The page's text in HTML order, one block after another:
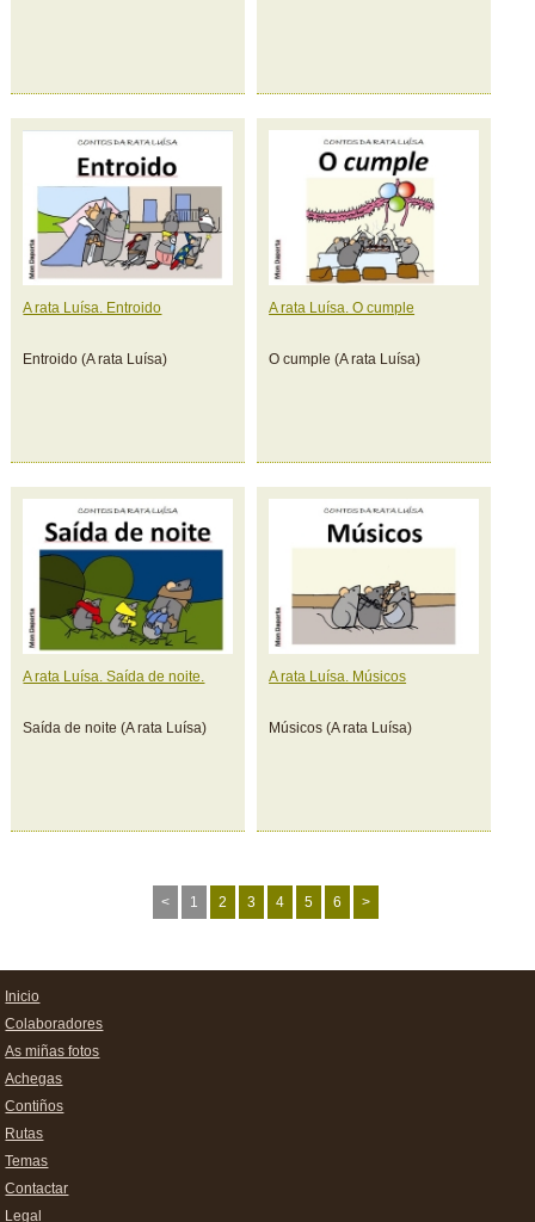
A rata Luísa. Entroido
Entroido (A rata Luísa)
A rata Luísa. O cumple
O cumple (A rata Luísa)
A rata Luísa. Saída de noite.
Saída de noite (A rata Luísa)
A rata Luísa. Músicos
Músicos (A rata Luísa)
< 1 2 3 4 5 6 >
Inicio
Colaboradores
As miñas fotos
Achegas
Contiños
Rutas
Temas
Contactar
Legal